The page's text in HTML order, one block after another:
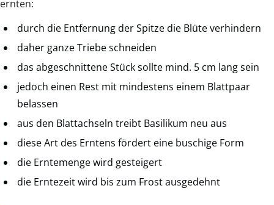
ernten:
durch die Entfernung der Spitze die Blüte verhindern
daher ganze Triebe schneiden
das abgeschnittene Stück sollte mind. 5 cm lang sein
jedoch einen Rest mit mindestens einem Blattpaar
belassen
aus den Blattachseln treibt Basilikum neu aus
diese Art des Erntens fördert eine buschige Form
die Erntemenge wird gesteigert
die Erntezeit wird bis zum Frost ausgedehnt